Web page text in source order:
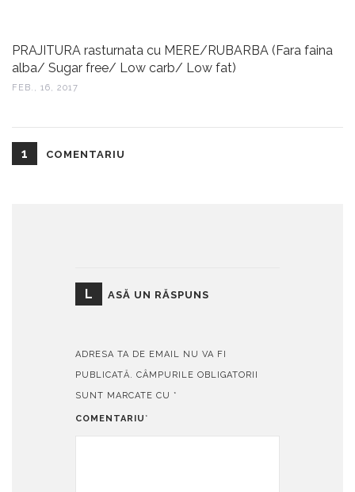
PRAJITURA rasturnata cu MERE/RUBARBA (Fara faina
alba/ Sugar free/ Low carb/ Low fat)
FEB., 16, 2017
1 COMENTARIU
L ASĂ UN RĂSPUNS
ADRESA TA DE EMAIL NU VA FI
PUBLICATĂ. CÂMPURILE OBLIGATORII
SUNT MARCATE CU *
COMENTARIU *